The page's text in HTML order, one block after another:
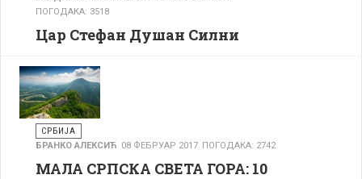
ПОГОДАКА: 3518
Цар Стефан Душан Силни
СРБИЈА
БРАНКО АЛЕКСИЋ 08 ФЕБРУАР 2017 ПОГОДАКА: 2742
МАЛА СРПСКА СВЕТА ГОРА: 10